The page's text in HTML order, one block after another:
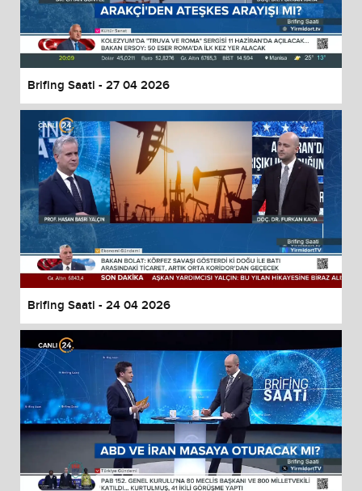
Brifing Saati - 27 04 2026
Brifing Saati - 24 04 2026